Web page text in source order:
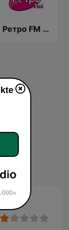
Ретро FM (Retro FM)